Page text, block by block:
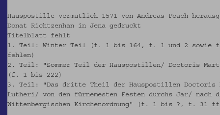
Hauspostille vermutlich 1571 von Andreas Poach
Donat Richtzenhan in Jena gedruckt
Titelblatt fehlt
1. Teil: Winter Teil (f. 1 bis 164, f. 1 und 2 sowie f.
fehlen)
2. Teil: "Sommer Teil der Hauspostillen/ Doctoris
(f. 1 bis 222)
3. Teil: "Das dritte Theil der Hauspostillen Doctoris
Lutheri/ von den fürnemesten Festen durchs Jar/ nach
Wittenbergischen Kirchenordnung" (f. 1 bis ?, f. 31